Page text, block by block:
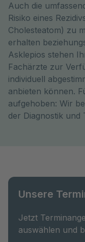
Auch die
Risiko eines
Cholesteatom) zu
erhalten
Asklepios stehen
Fachärzte zur
individuell
anbieten können.
aufgehoben: Wir
der Diagnostik und
Unsere
Jetzt
auswählen und